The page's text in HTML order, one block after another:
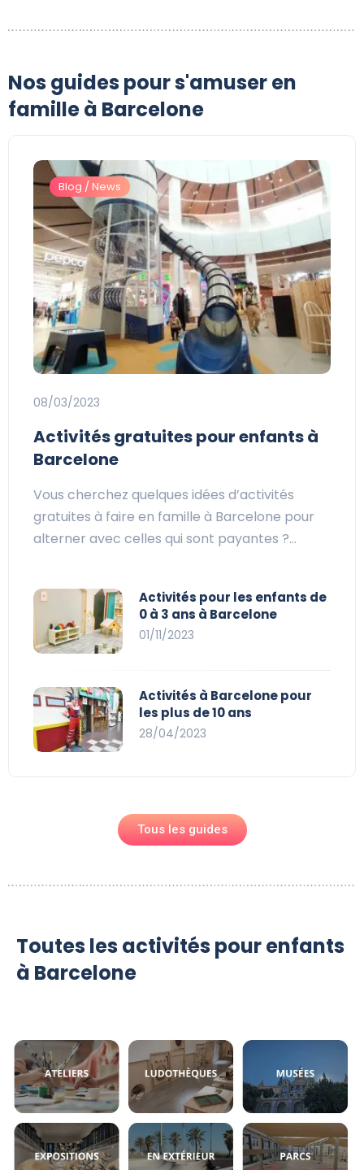
Nos guides pour s'amuser en
famille à Barcelone
Blog / News
08/03/2023
Activités gratuites pour enfants à
Barcelone
Vous cherchez quelques idées d’activités
gratuites à faire en famille à Barcelone pour
alterner avec celles qui sont payantes ?…
Activités pour les enfants de
0 à 3 ans à Barcelone
01/11/2023
Activités à Barcelone pour
les plus de 10 ans
28/04/2023
Tous les guides
Toutes les activités pour enfants
à Barcelone